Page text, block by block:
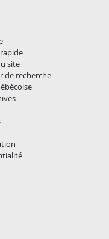
site
de recherche